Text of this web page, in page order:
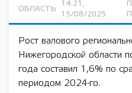
ОБЛАСТЬ
14:21,
15/08/2025
Рост валового
Нижегородской области
года составил 1,6% по
периодом 2024-го.